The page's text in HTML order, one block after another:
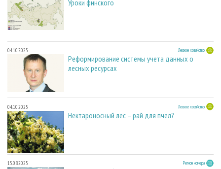
Уроки финского
04.10.2025 Лесное хозяйство
Реформирование системы учета данных о
лесных ресурсах
04.10.2025 Лесное хозяйство
Нектароносный лес – рай для пчел?
15.08.2025 Регион номера